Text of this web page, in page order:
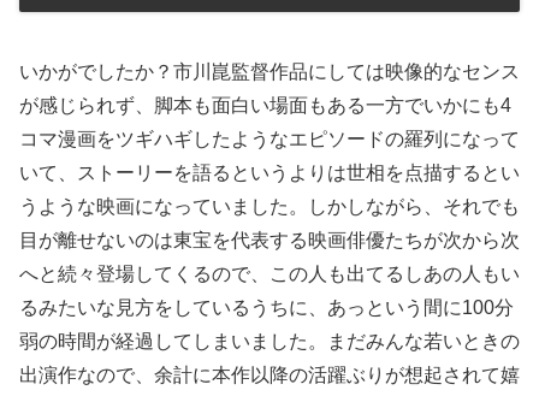
いかがでしたか？市川崑監督作品にしては映像的なセンス
が感じられず、脚本も面白い場面もある一方でいかにも4
コマ漫画をツギハギしたようなエピソードの羅列になって
いて、ストーリーを語るというよりは世相を点描するとい
うような映画になっていました。しかしながら、それでも
目が離せないのは東宝を代表する映画俳優たちが次から次
へと続々登場してくるので、この人も出てるしあの人もい
るみたいな見方をしているうちに、あっという間に100分
弱の時間が経過してしまいました。まだみんな若いときの
出演作なので、余計に本作以降の活躍ぶりが想起されて嬉